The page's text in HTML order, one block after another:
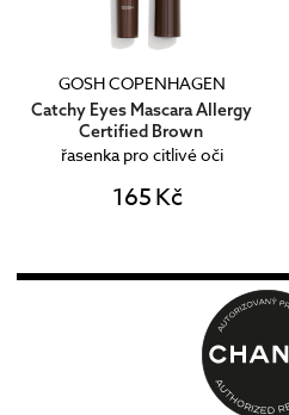
GOSH COPENHAGEN
Catchy Eyes Mascara Allergy
Certified Brown
řasenka pro citlivé oči
165 Kč